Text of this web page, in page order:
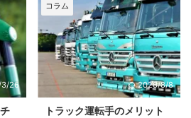
26
コラム
2026/8/8
トラック運転手のメリット